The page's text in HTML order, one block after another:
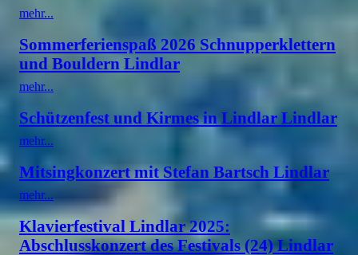
mehr...
Sommerferienspaß 2026 Schnupperklettern
und Bouldern Lindlar
mehr...
Schützenfest und Kirmes in Lindlar Lindlar
mehr...
Mitsingkonzert mit Stefan Bartsch Lindlar
mehr...
Klavierfestival Lindlar 2025:
Abschlusskonzert des Festivals (24) Lindlar